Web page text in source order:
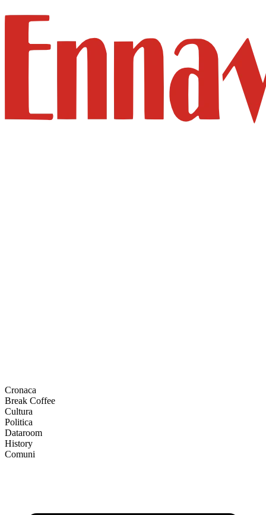
Cronaca
Break Coffee
Cultura
Politica
Dataroom
History
Comuni